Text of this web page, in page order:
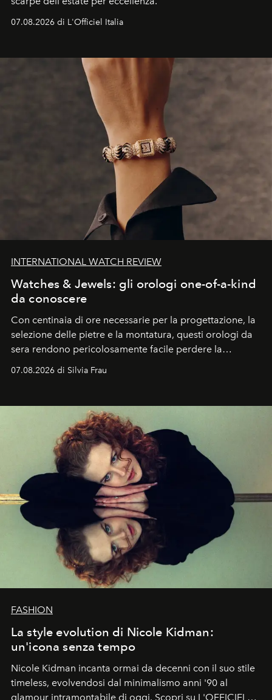
07.08.2026 di L'Officiel Italia
INTERNATIONAL WATCH REVIEW
Watches & Jewels: gli orologi one-of-a-kind
da conoscere
Con centinaia di ore necessarie per la progettazione, la
selezione delle pietre e la montatura, questi orologi da
sera rendono pericolosamente facile perdere la
cognizione del tempo. Ma con quadranti così
07.08.2026 di Silvia Frau
FASHION
La style evolution di Nicole Kidman:
un'icona senza tempo
Nicole Kidman incanta ormai da decenni con il suo stile
timeless, evolvendosi dal minimalismo anni '90 al
glamour intramontabile di oggi. Scopri su L'OFFICIEL